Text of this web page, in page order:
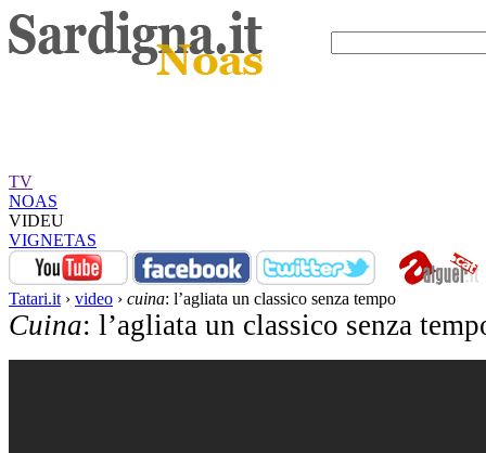
TV
NOAS
VIDEU
VIGNETAS
Tatari.it › video › cuina: l’agliata un classico senza tempo
Cuina: l’agliata un classico senza